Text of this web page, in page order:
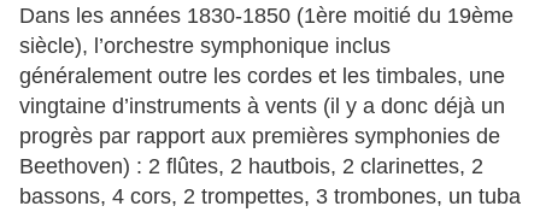
Dans les années 1830-1850 (1ère moitié du 19ème
siècle), l’orchestre symphonique inclus
généralement outre les cordes et les timbales, une
vingtaine d’instruments à vents (il y a donc déjà un
progrès par rapport aux premières symphonies de
Beethoven) : 2 flûtes, 2 hautbois, 2 clarinettes, 2
bassons, 4 cors, 2 trompettes, 3 trombones, un tuba